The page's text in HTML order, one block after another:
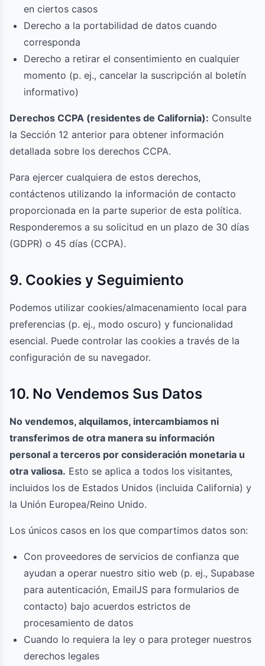
en ciertos casos
Derecho a la portabilidad de datos cuando
corresponda
Derecho a retirar el consentimiento en cualquier
momento (p. ej., cancelar la suscripción al boletín
informativo)
Derechos CCPA (residentes de California): Consulte
la Sección 12 anterior para obtener información
detallada sobre los derechos CCPA.
Para ejercer cualquiera de estos derechos,
contáctenos utilizando la información de contacto
proporcionada en la parte superior de esta política.
Responderemos a su solicitud en un plazo de 30 días
(GDPR) o 45 días (CCPA).
9. Cookies y Seguimiento
Podemos utilizar cookies/almacenamiento local para
preferencias (p. ej., modo oscuro) y funcionalidad
esencial. Puede controlar las cookies a través de la
configuración de su navegador.
10. No Vendemos Sus Datos
No vendemos, alquilamos, intercambiamos ni
transferimos de otra manera su información
personal a terceros por consideración monetaria u
otra valiosa. Esto se aplica a todos los visitantes,
incluidos los de Estados Unidos (incluida California) y
la Unión Europea/Reino Unido.
Los únicos casos en los que compartimos datos son:
Con proveedores de servicios de confianza que
ayudan a operar nuestro sitio web (p. ej., Supabase
para autenticación, EmailJS para formularios de
contacto) bajo acuerdos estrictos de
procesamiento de datos
Cuando lo requiera la ley o para proteger nuestros
derechos legales